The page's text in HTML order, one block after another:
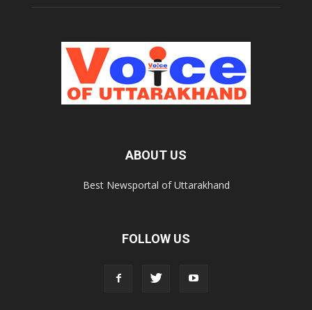
ABOUT US
Best Newsportal of Uttarakhand
FOLLOW US